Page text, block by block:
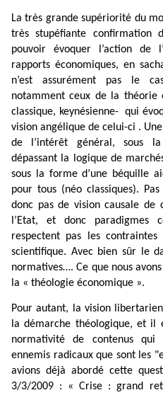
La très grande supériorité du
très stupéfiante confirmation
pouvoir évoquer l’action de
rapports économiques, en
n’est assurément pas le
notamment ceux de la théorie
classique, keynésienne- qui
vision angélique de celui-ci .
de l’intérêt général, sous
dépassant la logique de
sous la forme d’une béquille
pour tous (néo classiques).
donc pas de vision causale de
l’Etat, et donc paradigmes
respectent pas les
scientifique. Avec bien sûr le
normatives…. Ce que nous
la « théologie économique ».
Pour autant, la vision
la démarche théologique, et il
normativité de contenus qui
ennemis radicaux que sont les
avions déjà abordé cette
3/3/2009 : « Crise : grand